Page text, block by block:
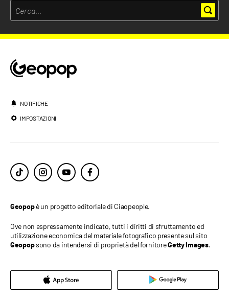
NOTIFICHE
IMPOSTAZIONI
Geopopè un progetto editoriale di Ciaopeople.
Ove non espressamente indicato, tutti i diritti di sfruttamento ed
utilizzazione economica del materiale fotografico presente sul sito
Geopopsono da intendersi di proprietà del fornitoreGetty Images.